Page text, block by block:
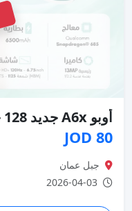
أوبو A6x جديد 128 جيجابايت للبيع
80 JOD
جبل عمان